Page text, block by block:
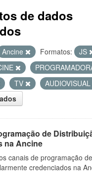
de dados
Ancine Formatos: JS
TV
AUDIOVISUAL
de
na Ancine
canais de programação
credenciados na